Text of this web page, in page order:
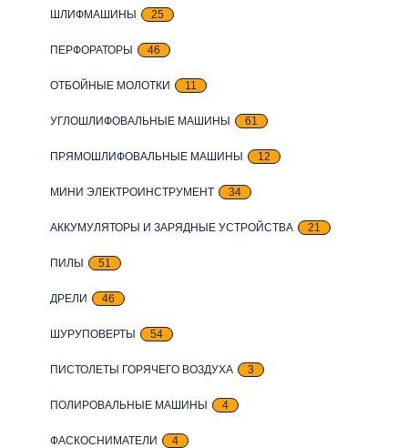
ШЛИФМАШИНЫ 25
ПЕРФОРАТОРЫ 46
ОТБОЙНЫЕ МОЛОТКИ 11
УГЛОШЛИФОВАЛЬНЫЕ МАШИНЫ 61
ПРЯМОШЛИФОВАЛЬНЫЕ МАШИНЫ 12
МИНИ ЭЛЕКТРОИНСТРУМЕНТ 34
АККУМУЛЯТОРЫ И ЗАРЯДНЫЕ УСТРОЙСТВА 21
ПИЛЫ 51
ДРЕЛИ 46
ШУРУПОВЕРТЫ 54
ПИСТОЛЕТЫ ГОРЯЧЕГО ВОЗДУХА 3
ПОЛИРОВАЛЬНЫЕ МАШИНЫ 4
ФАСКОСНИМАТЕЛИ 4